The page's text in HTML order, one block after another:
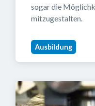
sogar die
mitzugestalten.
Ausbildung